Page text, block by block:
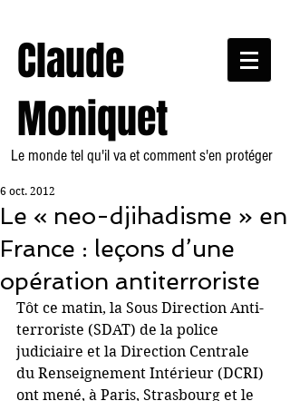
Claude
Moniquet
Le monde tel qu'il va et comment s'en protéger
Le « neo-djihadisme » en
France : leçons d’une
opération antiterroriste
6 oct. 2012
Tôt ce matin, la Sous Direction Anti-
terroriste (SDAT) de la police
judiciaire et la Direction Centrale
du Renseignement Intérieur (DCRI)
ont mené, à Paris, Strasbourg et le